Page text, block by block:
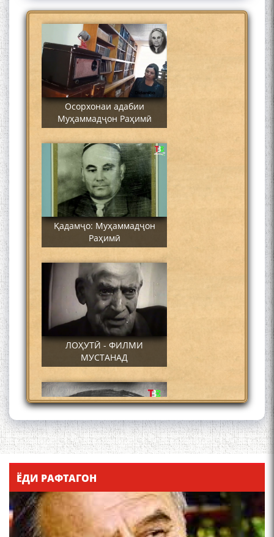
Осорхонаи адабии
Муҳаммадҷон Раҳимӣ
Қадамҷо: Муҳаммадҷон
Раҳимӣ
ЛОҲУТӢ - ФИЛМИ
МУСТАНАД
Қадамҷо - Лоҳутӣ
ЁДИ РАФТАГОН